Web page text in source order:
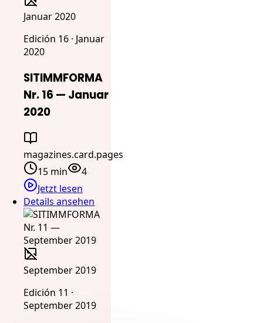
Januar 2020
Edición 16 · Januar
2020
SITIMMFORMA
Nr. 16 — Januar
2020
magazines.card.pages
15 min
4
Jetzt lesen
Details ansehen
September 2019
Edición 11 ·
September 2019